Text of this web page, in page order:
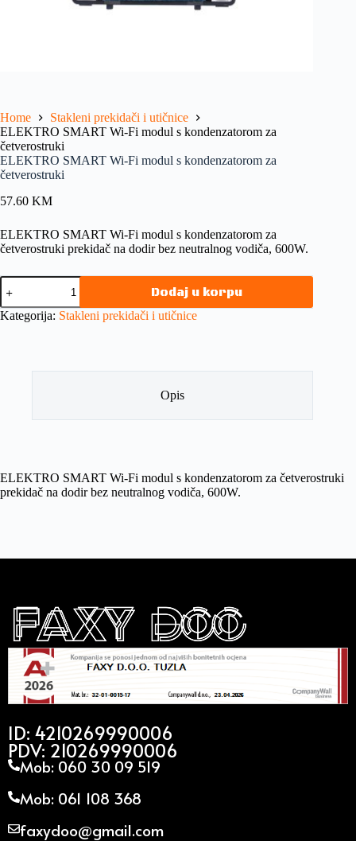
Home
Stakleni prekidači i utičnice
ELEKTRO SMART Wi-Fi modul s kondenzatorom za
četverostruki
ELEKTRO SMART Wi-Fi modul s kondenzatorom za
četverostruki
57.60 KM
ELEKTRO SMART Wi-Fi modul s kondenzatorom za
četverostruki prekidač na dodir bez neutralnog vodiča, 600W.
Dodaj u korpu
Kategorija: Stakleni prekidači i utičnice
Opis
ELEKTRO SMART Wi-Fi modul s kondenzatorom za četverostruki
prekidač na dodir bez neutralnog vodiča, 600W.
ID: 4210269990006
PDV: 210269990006
Mob: 060 30 09 519
Mob: 061 108 368
faxydoo@gmail.com